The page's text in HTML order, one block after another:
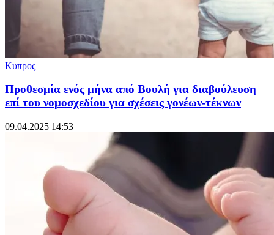
Κυπρος
Προθεσμία ενός μήνα από Βουλή για διαβούλευση
επί του νομοσχεδίου για σχέσεις γονέων-τέκνων
09.04.2025 14:53